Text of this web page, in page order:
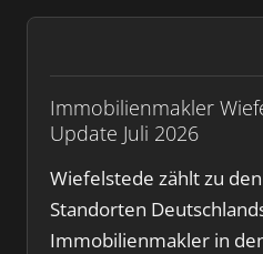
Immobilienmakler
Update Juli 2026
Wiefelstede zählt zu
Standorten
Immobilienmakler in